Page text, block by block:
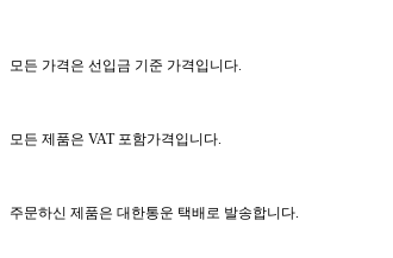
모든 가격은 선입금 기준 가격입니다.
모든 제품은 VAT 포함가격입니다.
주문하신 제품은 대한통운 택배로 발송합니다.